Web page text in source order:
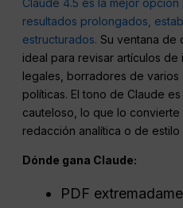
resultados prolongados,
estructurados. Su ventana de
ideal para revisar artículos
legales, borradores de
políticas. El tono de Claude
cauteloso, lo que lo
redacción analítica o de estilo
Dónde gana Claude:
PDF